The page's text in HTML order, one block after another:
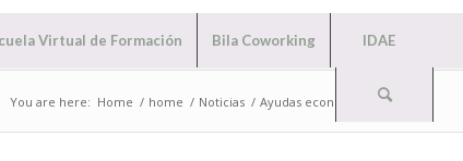
Virtual de Formación Bila Coworking IDAE
You are here: Home / home / Noticias / Ayudas económicas 2014